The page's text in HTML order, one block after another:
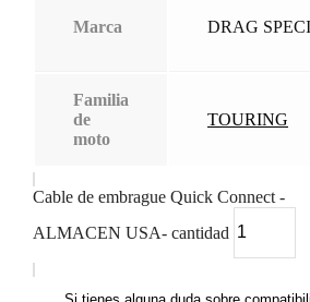
Marca DRAG
Familia
de
moto
TOURING
Cable de embrague Quick Connect -
ALMACEN USA- cantidad